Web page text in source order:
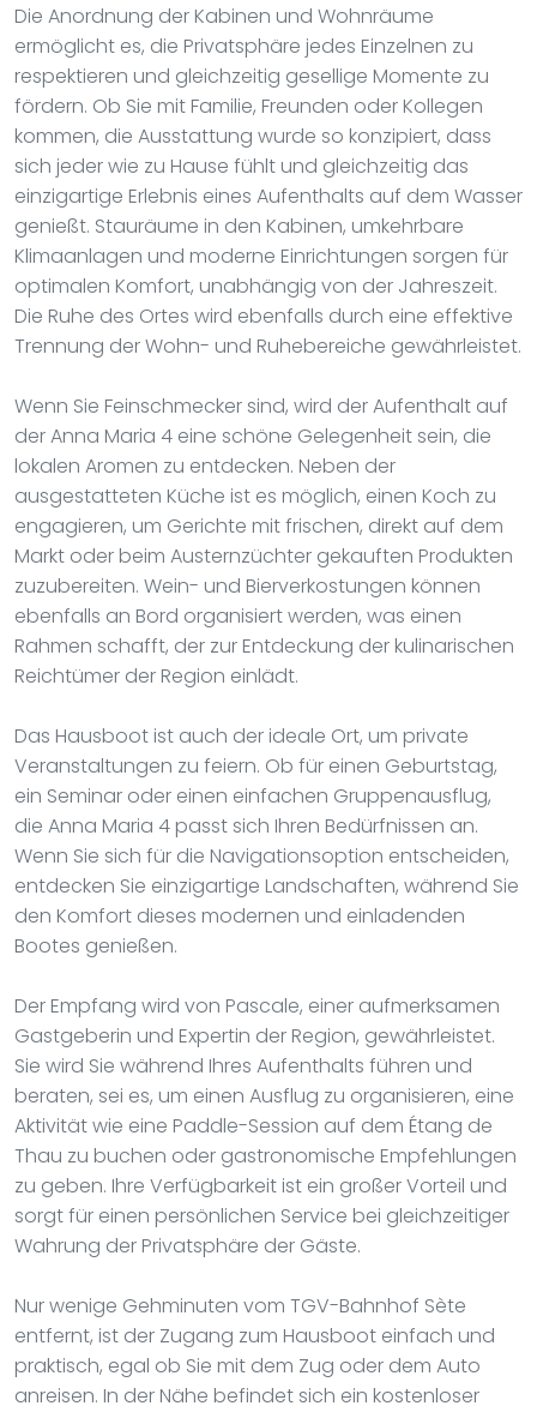
Die Anordnung der Kabinen und Wohnräume
ermöglicht es, die Privatsphäre jedes Einzelnen zu
respektieren und gleichzeitig gesellige Momente zu
fördern. Ob Sie mit Familie, Freunden oder Kollegen
kommen, die Ausstattung wurde so konzipiert, dass
sich jeder wie zu Hause fühlt und gleichzeitig das
einzigartige Erlebnis eines Aufenthalts auf dem Wasser
genießt. Stauräume in den Kabinen, umkehrbare
Klimaanlagen und moderne Einrichtungen sorgen für
optimalen Komfort, unabhängig von der Jahreszeit.
Die Ruhe des Ortes wird ebenfalls durch eine effektive
Trennung der Wohn- und Ruhebereiche gewährleistet.
Wenn Sie Feinschmecker sind, wird der Aufenthalt auf
der Anna Maria 4 eine schöne Gelegenheit sein, die
lokalen Aromen zu entdecken. Neben der
ausgestatteten Küche ist es möglich, einen Koch zu
engagieren, um Gerichte mit frischen, direkt auf dem
Markt oder beim Austernzüchter gekauften Produkten
zuzubereiten. Wein- und Bierverkostungen können
ebenfalls an Bord organisiert werden, was einen
Rahmen schafft, der zur Entdeckung der kulinarischen
Reichtümer der Region einlädt.
Das Hausboot ist auch der ideale Ort, um private
Veranstaltungen zu feiern. Ob für einen Geburtstag,
ein Seminar oder einen einfachen Gruppenausflug,
die Anna Maria 4 passt sich Ihren Bedürfnissen an.
Wenn Sie sich für die Navigationsoption entscheiden,
entdecken Sie einzigartige Landschaften, während Sie
den Komfort dieses modernen und einladenden
Bootes genießen.
Der Empfang wird von Pascale, einer aufmerksamen
Gastgeberin und Expertin der Region, gewährleistet.
Sie wird Sie während Ihres Aufenthalts führen und
beraten, sei es, um einen Ausflug zu organisieren, eine
Aktivität wie eine Paddle-Session auf dem Étang de
Thau zu buchen oder gastronomische Empfehlungen
zu geben. Ihre Verfügbarkeit ist ein großer Vorteil und
sorgt für einen persönlichen Service bei gleichzeitiger
Wahrung der Privatsphäre der Gäste.
Nur wenige Gehminuten vom TGV-Bahnhof Sète
entfernt, ist der Zugang zum Hausboot einfach und
praktisch, egal ob Sie mit dem Zug oder dem Auto
anreisen. In der Nähe befindet sich ein kostenloser